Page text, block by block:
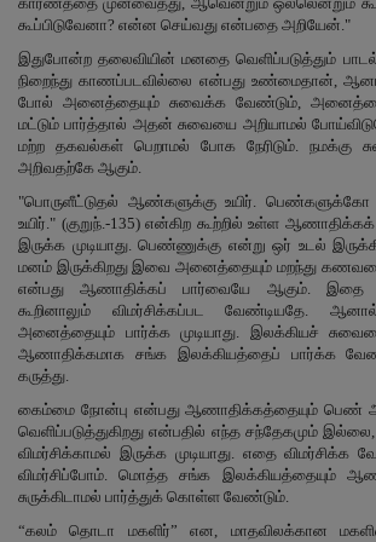
கூப்பிடுவேனா? என்ன செய்வது என்பதை அறியேன்."
இதுபோன்ற தலைவியின் மனதை வெளிப்படுத்தும்
நிறைந்து காணப்படவில்லை என்பது உண்மைதான்,
போல் அனைத்தையும் சுவைக்க வேண்டும்,
மட்டும் பார்த்தால் அதன் சுவையை அறியாமல்
மற்ற தகவல்கள் பெறாமல் போக நேரிடும். நமக்கு
அறிவதற்கே ஆகும்.
"பொருளீட்டுதல் ஆண்களுக்கு உயிர்.
உயிர்." (குறுந்.-135) என்கிற கூற்றில் உள்ள
இருக்க முடியாது. பெண்ணுக்கு என்று ஒர் உடல்
மனம் இருக்கிறது இவை அனைத்தையும் மறந்து
என்பது ஆணாதிக்கப் பார்வையே ஆகும். இதை
கூறினாலும் விமர்சிக்கப்பட வேண்டியதே.
அனைத்தையும் பார்க்க முடியாது. இலக்கியச்
ஆணாதிக்கமாக சங்க இலக்கியத்தைப் பார்க்க
கருத்து.
கைம்மை நோன்பு என்பது ஆணாதிக்கத்தையும் பெண்
வெளிப்படுத்துகிறது என்பதில் எந்த சந்தேகமும்
விமர்சிக்காமல் இருக்க முடியாது. எதை
விமர்சிப்போம். மொத்த சங்க இலக்கியத்தையும்
சுருக்கிடாமல் பார்த்துக் கொள்ள வேண்டும்.
“கலம் தொடா மகளிர்” என, மாதவிலக்கான